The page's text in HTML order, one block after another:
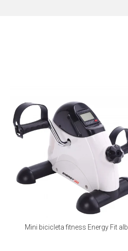
Mini bicicleta fitness Energy Fit alb